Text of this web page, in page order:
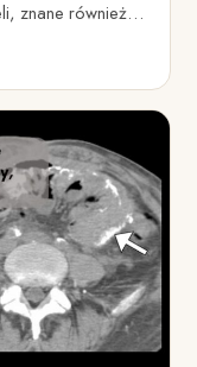
znane również